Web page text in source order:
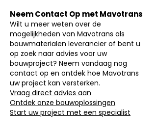
Neem Contact Op met Mavotrans
Wilt u meer weten over de
mogelijkheden van Mavotrans als
bouwmaterialen leverancier of bent u
op zoek naar advies voor uw
bouwproject? Neem vandaag nog
contact op en ontdek hoe Mavotrans
uw project kan versterken.
Vraag direct advies aan
Ontdek onze bouwoplossingen
Start uw project met een specialist